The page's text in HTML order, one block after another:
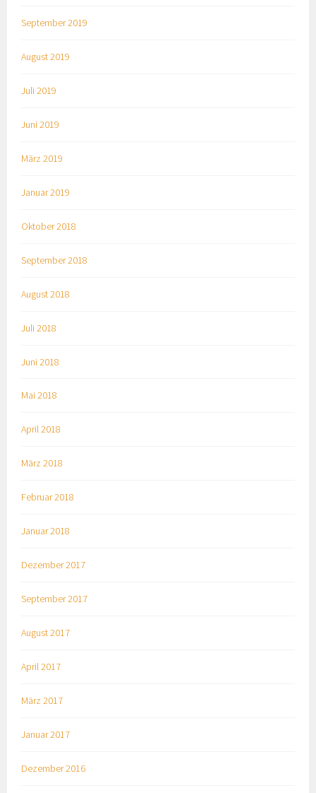
September 2019
August 2019
Juli 2019
Juni 2019
März 2019
Januar 2019
Oktober 2018
September 2018
August 2018
Juli 2018
Juni 2018
Mai 2018
April 2018
März 2018
Februar 2018
Januar 2018
Dezember 2017
September 2017
August 2017
April 2017
März 2017
Januar 2017
Dezember 2016